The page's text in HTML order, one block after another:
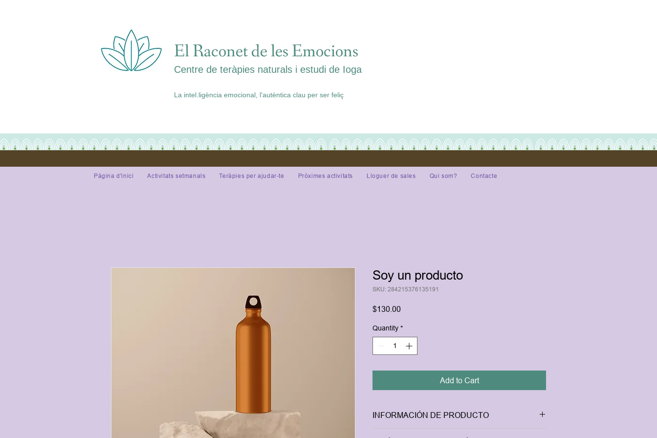
El Raconet de les Emocions
Centre de teràpies naturals i estudi de Ioga
La intel.ligència emocional, l'autèntica clau per ser feliç
Pàgina d'inici Activitats setmanals Teràpies per ajudar-te Pròximes activitats Lloguer de sales Qui som? Contacte
Soy un producto
SKU: 284215376135191
$130.00Price
Quantity *
Add to Cart
INFORMACIÓN DE PRODUCTO